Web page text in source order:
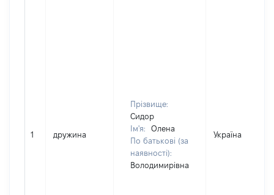
1 дружина
Прізвище:
Сидор
Ім'я:
Олена
По батькові (за
наявності):
Володимирівна
Україна